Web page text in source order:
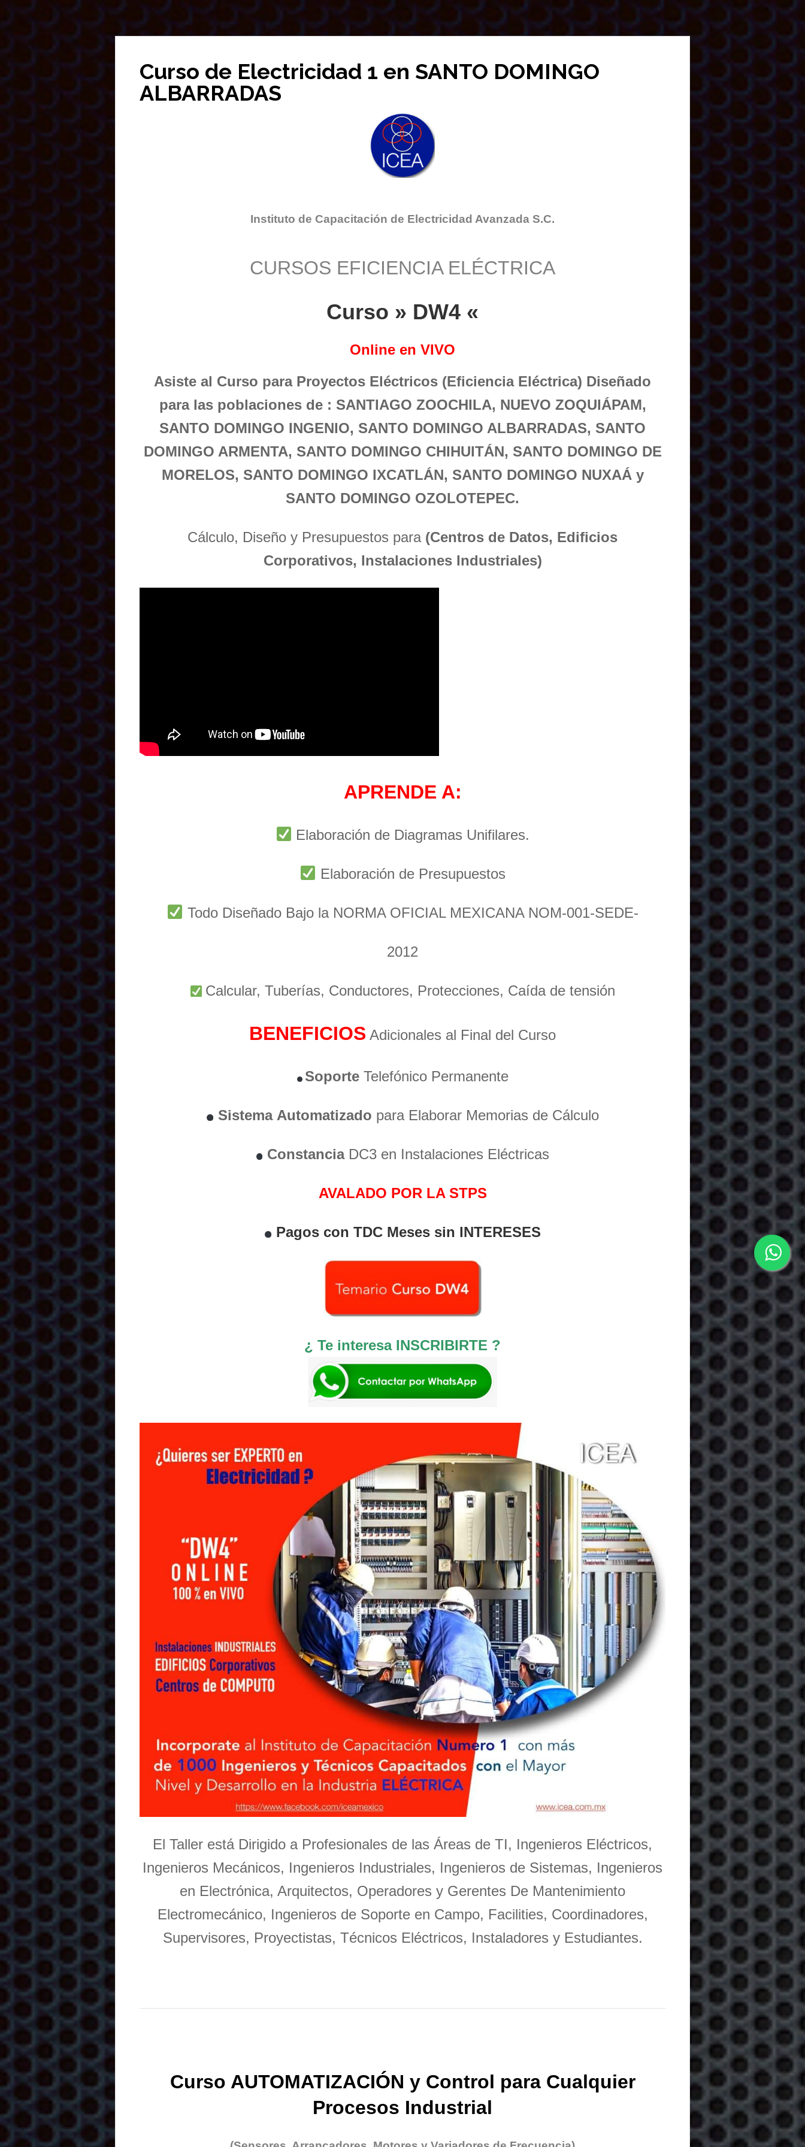
Curso de Electricidad 1 en SANTO DOMINGO
ALBARRADAS
Instituto de Capacitación de Electricidad Avanzada S.C.
CURSOS EFICIENCIA ELÉCTRICA
Curso » DW4 «
Online en VIVO
Asiste al Curso para Proyectos Eléctricos (Eficiencia Eléctrica) Diseñado
para las poblaciones de : SANTIAGO ZOOCHILA, NUEVO ZOQUIÁPAM,
SANTO DOMINGO INGENIO, SANTO DOMINGO ALBARRADAS, SANTO
DOMINGO ARMENTA, SANTO DOMINGO CHIHUITÁN, SANTO DOMINGO DE
MORELOS, SANTO DOMINGO IXCATLÁN, SANTO DOMINGO NUXAÁ y
SANTO DOMINGO OZOLOTEPEC.
Cálculo, Diseño y Presupuestos para (Centros de Datos, Edificios
Corporativos, Instalaciones Industriales)
APRENDE A:
Elaboración de Diagramas Unifilares.
Elaboración de Presupuestos
Todo Diseñado Bajo la NORMA OFICIAL MEXICANA NOM-001-SEDE-
2012
Calcular, Tuberías, Conductores, Protecciones, Caída de tensión
BENEFICIOS Adicionales al Final del Curso
Soporte Telefónico Permanente
Sistema Automatizado para Elaborar Memorias de Cálculo
ConstanciaDC3 en Instalaciones Eléctricas
AVALADO POR LA STPS
Pagos con TDC Meses sin INTERESES
¿ Te interesa INSCRIBIRTE ?
El Taller está Dirigido a Profesionales de las Áreas de TI, Ingenieros Eléctricos,
Ingenieros Mecánicos, Ingenieros Industriales, Ingenieros de Sistemas, Ingenieros
en Electrónica, Arquitectos, Operadores y Gerentes De Mantenimiento
Electromecánico, Ingenieros de Soporte en Campo, Facilities, Coordinadores,
Supervisores, Proyectistas, Técnicos Eléctricos, Instaladores y Estudiantes.
Curso AUTOMATIZACIÓN y Control para Cualquier
Procesos Industrial